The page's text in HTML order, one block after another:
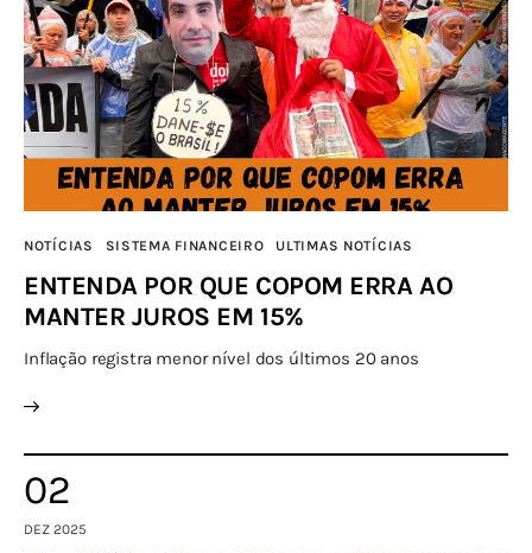
NOTÍCIAS SISTEMA FINANCEIRO ULTIMAS NOTÍCIAS
ENTENDA POR QUE COPOM ERRA AO
MANTER JUROS EM 15%
Inflação registra menor nível dos últimos 20 anos
02
DEZ 2025